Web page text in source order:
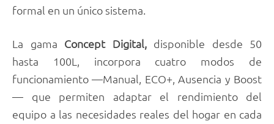
formal en un único sistema.
La gama Concept Digital,disponible desde 50
hasta 100L, incorpora cuatro modos de
funcionamiento —Manual, ECO+, Ausencia y Boost
— que permiten adaptar el rendimiento del
equipo a las necesidades reales del hogar en cada